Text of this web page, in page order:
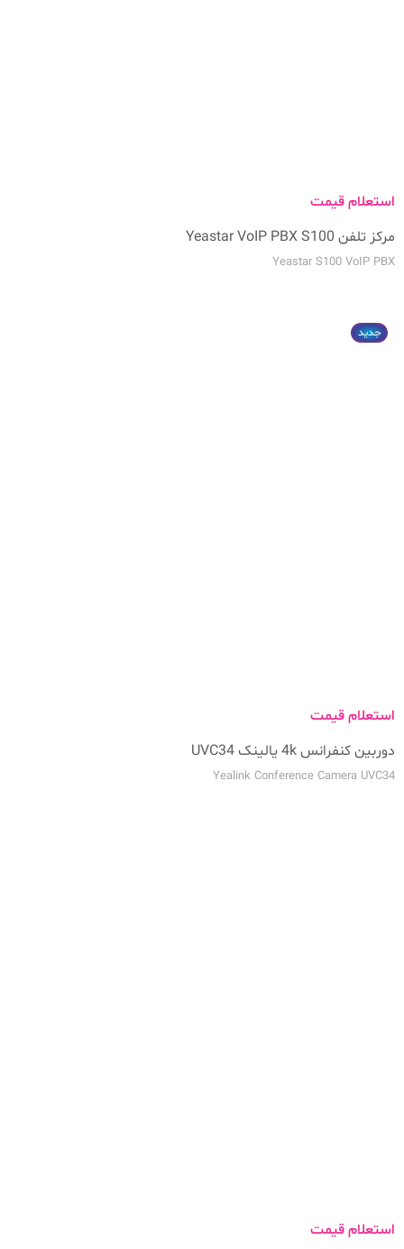
استعلام قیمت
مرکز تلفن Yeastar VoIP PBX S100
Yeastar S100 VoIP PBX
جدید
استعلام قیمت
دوربین کنفرانس 4k یالینک UVC34
Yealink Conference Camera UVC34
استعلام قیمت